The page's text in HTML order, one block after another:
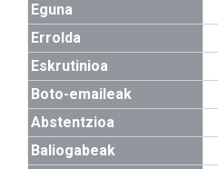
Eguna
Errolda
Eskrutinioa
Boto-emaileak
Abstentzioa
Baliogabeak